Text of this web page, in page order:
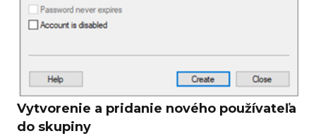
Vytvorenie a pridanie nového používateľa
do skupiny